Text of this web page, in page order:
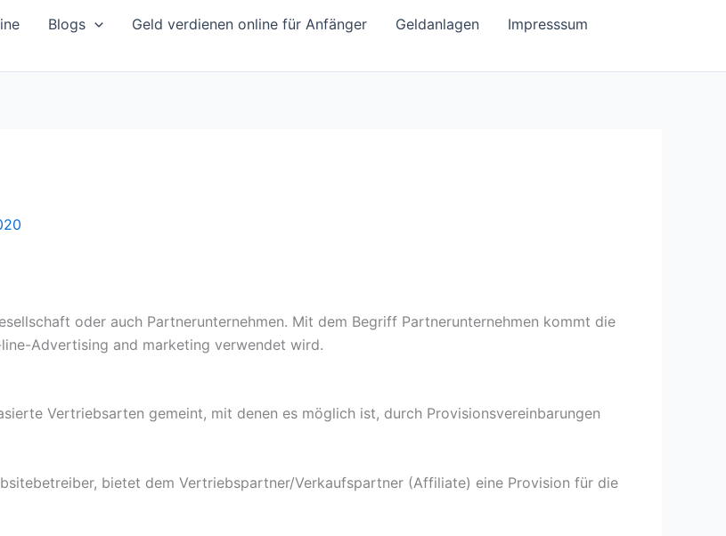
Blogs Geld verdienen online für Anfänger Geldanlagen
Impresssum
oder auch Partnerunternehmen. Mit dem Begriff Partnerunternehmen kommt die
Advertising and marketing verwendet wird.
Vertriebsarten gemeint, mit denen es möglich ist, durch Provisionsvereinbarungen
bietet dem Vertriebspartner/Verkaufspartner (Affiliate) eine Provision für die